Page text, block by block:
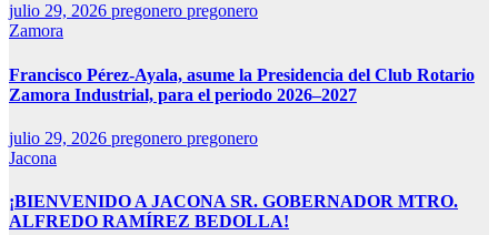
julio 29, 2026 pregonero pregonero
Zamora
Francisco Pérez-Ayala, asume la Presidencia del Club Rotario
Zamora Industrial, para el periodo 2026–2027
julio 29, 2026 pregonero pregonero
Jacona
¡BIENVENIDO A JACONA SR. GOBERNADOR MTRO.
ALFREDO RAMÍREZ BEDOLLA!